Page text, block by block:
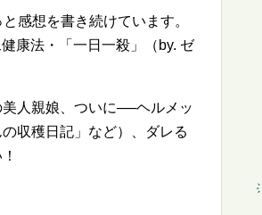
感想を書き続けています。
康法・「一日一殺」（by. ゼ
人親娘、ついに──ヘルメッ
収穫日記」など）、ダレる